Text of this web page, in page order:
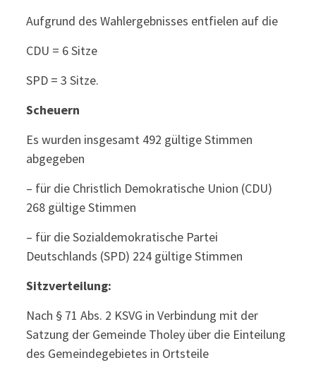
Aufgrund des Wahlergebnisses entfielen auf die
CDU = 6 Sitze
SPD = 3 Sitze.
Scheuern
Es wurden insgesamt 492 gültige Stimmen
abgegeben
– für die Christlich Demokratische Union (CDU)
268 gültige Stimmen
– für die Sozialdemokratische Partei
Deutschlands (SPD) 224 gültige Stimmen
Sitzverteilung:
Nach § 71 Abs. 2 KSVG in Verbindung mit der
Satzung der Gemeinde Tholey über die Einteilung
des Gemeindegebietes in Ortsteile